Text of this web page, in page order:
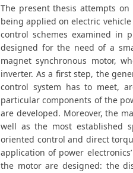
The present thesis attempts
being applied on electric
control schemes examined in
designed for the need of a
magnet synchronous motor,
inverter. As a first step, the
control system has to meet,
particular components of the
are developed. Moreover, the
well as the most established
oriented control and direct
application of power
the motor are designed: the